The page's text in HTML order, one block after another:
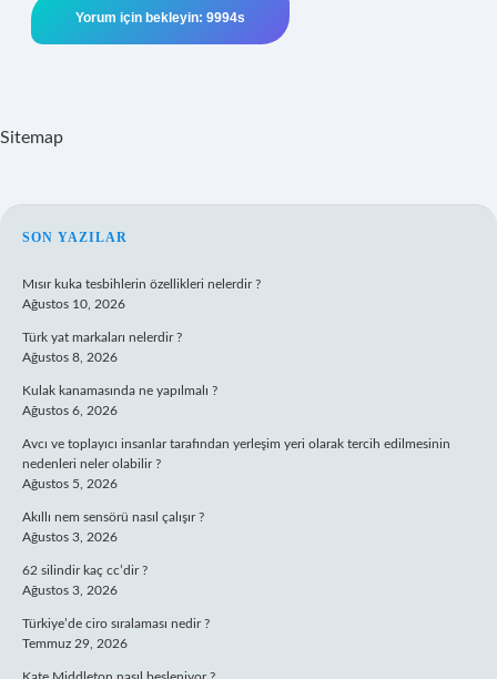
Sitemap
SIDEBAR
SON YAZILAR
Mısır kuka tesbihlerin özellikleri nelerdir ?
Ağustos 10, 2026
Türk yat markaları nelerdir ?
Ağustos 8, 2026
Kulak kanamasında ne yapılmalı ?
Ağustos 6, 2026
Avcı ve toplayıcı insanlar tarafından yerleşim yeri olarak tercih edilmesinin
nedenleri neler olabilir ?
Ağustos 5, 2026
Akıllı nem sensörü nasıl çalışır ?
Ağustos 3, 2026
62 silindir kaç cc’dir ?
Ağustos 3, 2026
Türkiye’de ciro sıralaması nedir ?
Temmuz 29, 2026